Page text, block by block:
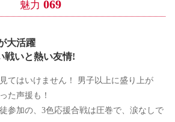
魅力 069
大活躍
いと熱い友情!
てはいけません！ 男子以上に盛り上が
た声援も！
参加の、3色応援合戦は圧巻で、涙なしで